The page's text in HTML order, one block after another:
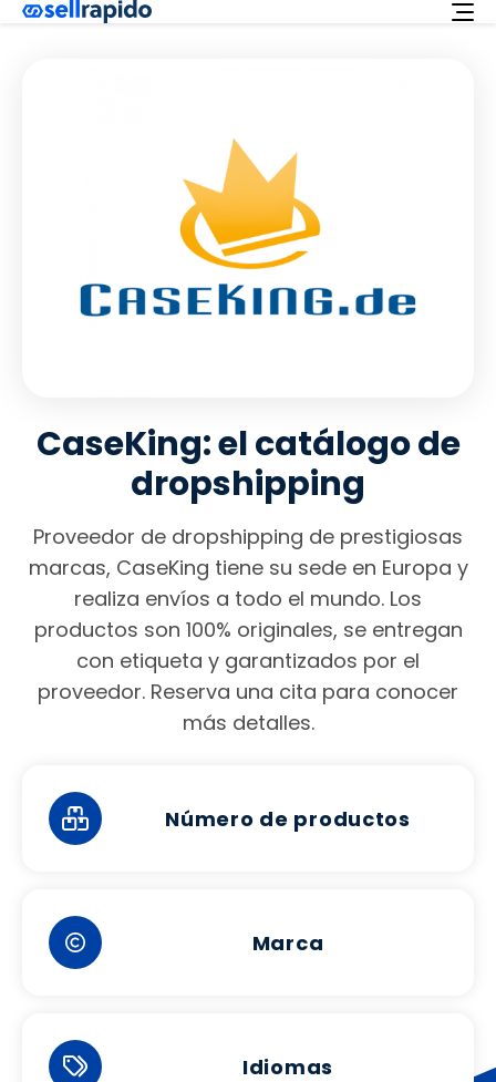
Asistencia
CaseKing: el catálogo de
dropshipping
Proveedor de dropshipping de prestigiosas
marcas, CaseKing tiene su sede en Europa y
realiza envíos a todo el mundo. Los
productos son 100% originales, se entregan
con etiqueta y garantizados por el
proveedor. Reserva una cita para conocer
más detalles.
Número de productos
Marca
Idiomas